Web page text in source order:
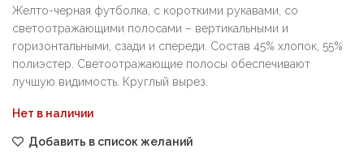
Желто-черная футболка, с короткими рукавами, со
светоотражающими полосами – вертикальными и
горизонтальными, сзади и спереди. Состав 45% хлопок, 55%
полиэстер. Светоотражающие полосы обеспечивают
лучшую видимость. Круглый вырез.
Нет в наличии
Добавить в список желаний